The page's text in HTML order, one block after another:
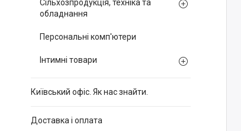
Сільхозпродукція, техніка та
обладнання
Персональні комп'ютери
Інтимні товари
Київський офіс. Як нас знайти.
Доставка і оплата